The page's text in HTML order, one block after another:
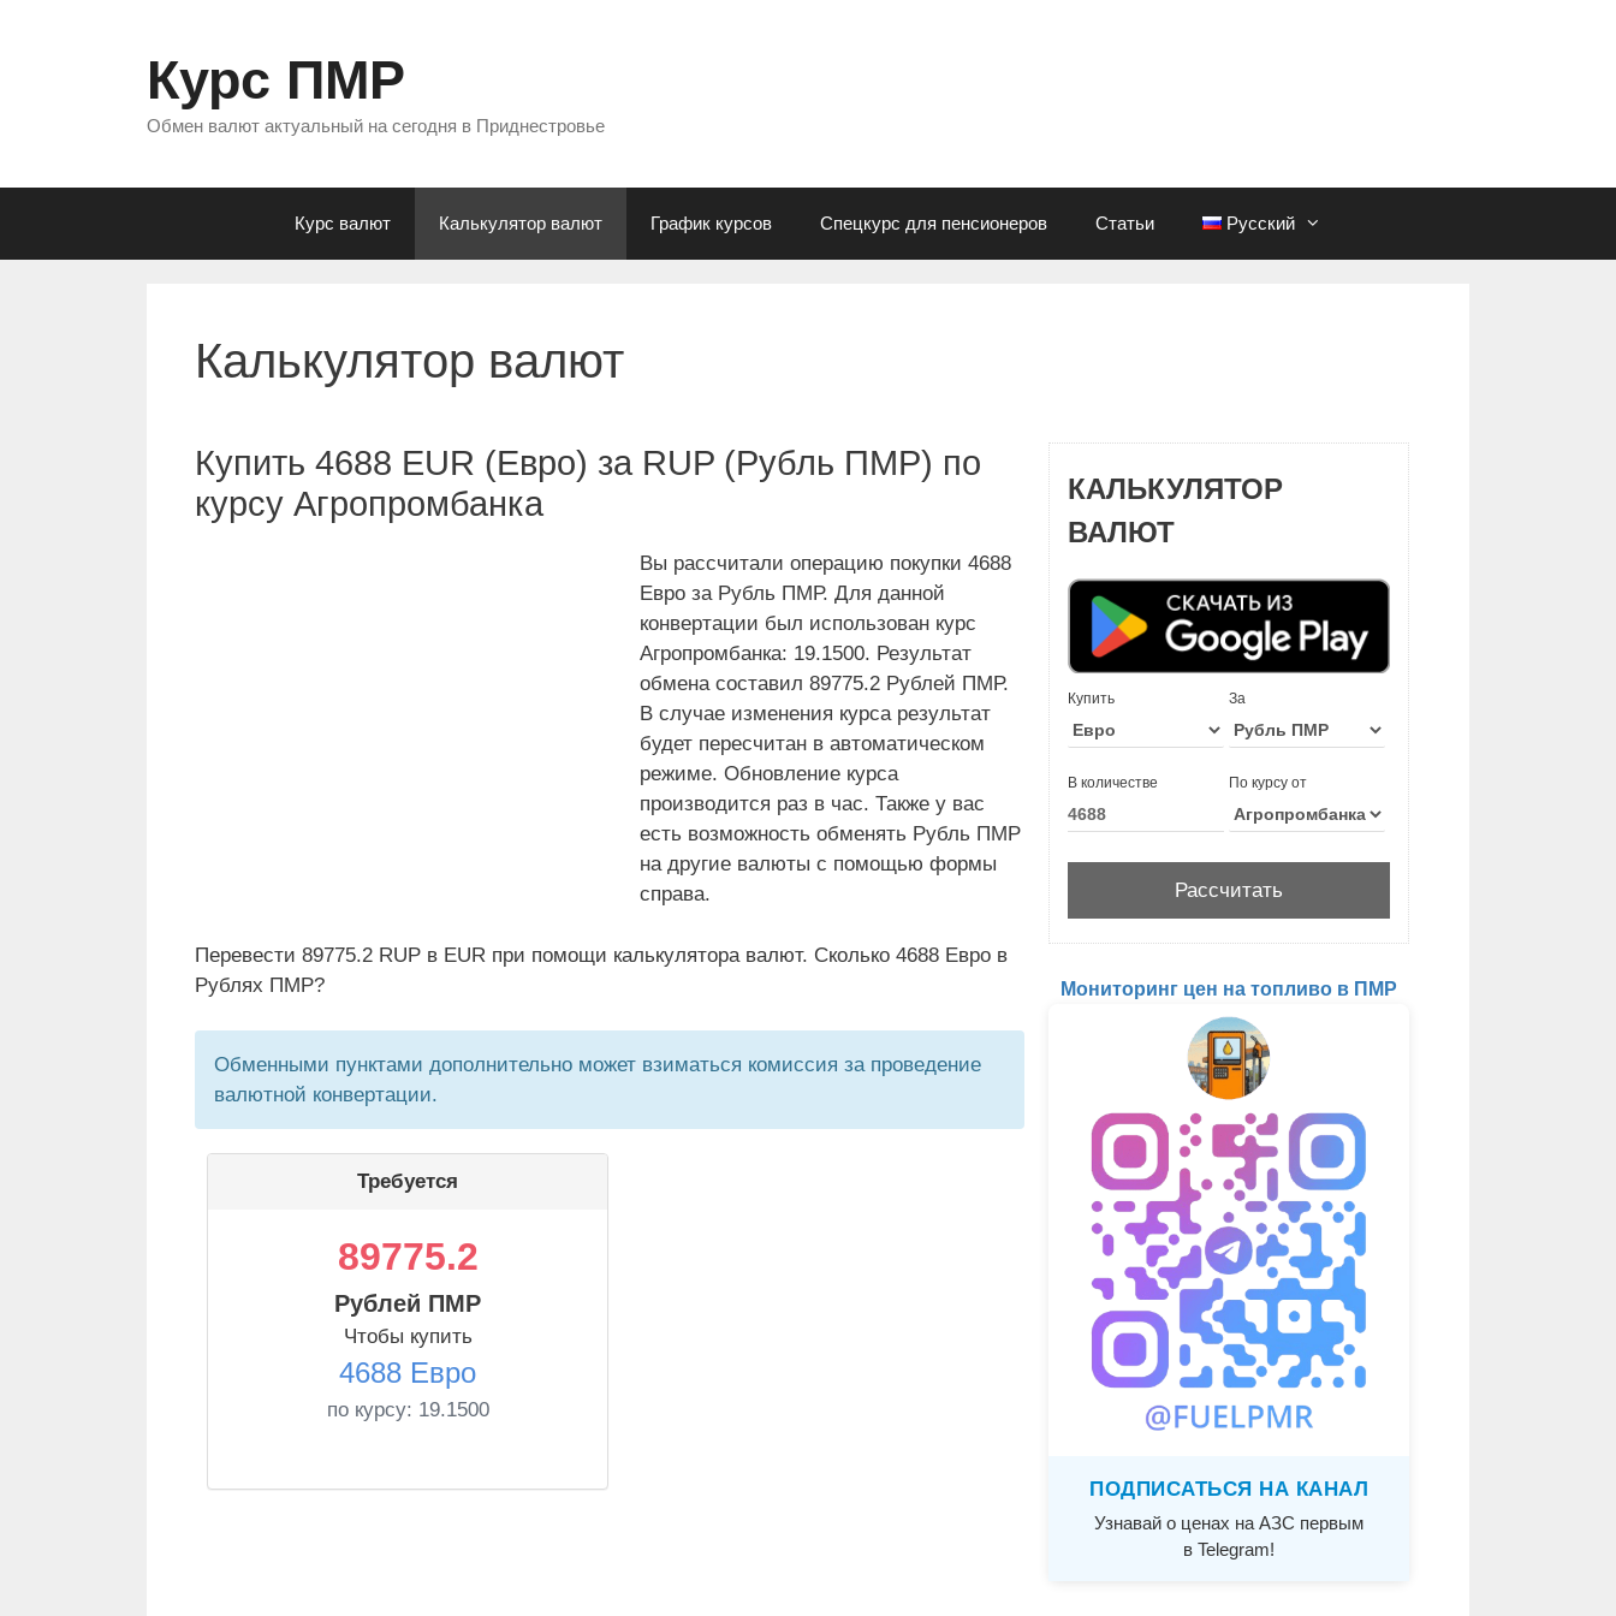
Курс ПМР
Обмен валют актуальный на сегодня в Приднестровье
Курс валют Калькулятор валют График курсов Спецкурс для пенсионеров Статьи Русский
Калькулятор валют
Купить 4688 EUR (Евро) за RUP (Рубль ПМР) по
курсу Агропромбанка
Вы рассчитали операцию покупки 4688
Евро за Рубль ПМР. Для данной
конвертации был использован курс
Агропромбанка: 19.1500. Результат
обмена составил 89775.2 Рублей ПМР.
В случае изменения курса результат
будет пересчитан в автоматическом
режиме. Обновление курса
производится раз в час. Также у вас
есть возможность обменять Рубль ПМР
на другие валюты с помощью формы
справа.
Перевести 89775.2 RUP в EUR при помощи калькулятора валют. Сколько 4688 Евро в
Рублях ПМР?
Обменными пунктами дополнительно может взиматься комиссия за проведение
валютной конвертации.
Требуется
89775.2
Рублей ПМР
Чтобы купить
4688 Евро
по курсу: 19.1500
КАЛЬКУЛЯТОР
ВАЛЮТ
Купить За
В количестве По курсу от
Мониторинг цен на топливо в ПМР
ПОДПИСАТЬСЯ НА КАНАЛ
Узнавай о ценах на АЗС первым
в Telegram!